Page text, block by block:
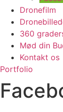
Dronefilm
360
Mød din
Kontakt os
Portfolio